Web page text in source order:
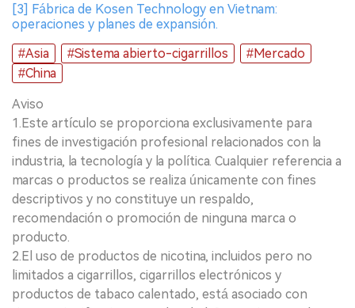
[3] Fábrica de Kosen Technology en Vietnam:
operaciones y planes de expansión.
#Asia
#Sistema abierto-cigarrillos
#Mercado
#China
Aviso
1.Este artículo se proporciona exclusivamente para
fines de investigación profesional relacionados con la
industria, la tecnología y la política. Cualquier referencia a
marcas o productos se realiza únicamente con fines
descriptivos y no constituye un respaldo,
recomendación o promoción de ninguna marca o
producto.
2.El uso de productos de nicotina, incluidos pero no
limitados a cigarrillos, cigarrillos electrónicos y
productos de tabaco calentado, está asociado con